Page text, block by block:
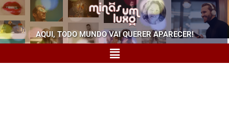
AQUI, TODO MUNDO VAI QUERER APARECER!